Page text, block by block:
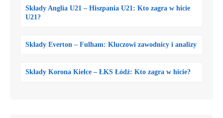
Składy Anglia U21 – Hiszpania U21: Kto zagra w hicie
U21?
Składy Everton – Fulham: Kluczowi zawodnicy i analizy
Składy Korona Kielce – ŁKS Łódź: Kto zagra w hicie?